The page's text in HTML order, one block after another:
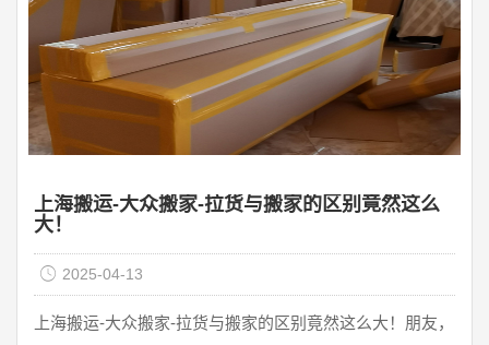
上海搬运-大众搬家-拉货与搬家的区别竟然这么
大！
2025-04-13
上海搬运-大众搬家-拉货与搬家的区别竟然这么大！朋友，